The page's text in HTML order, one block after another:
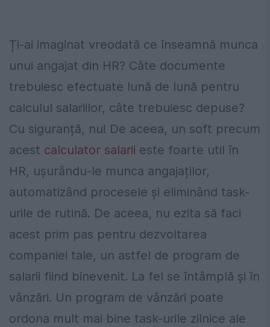
Ți-ai imaginat vreodată ce înseamnă munca
unui angajat din HR? Câte documente
trebuiesc efectuate lună de lună pentru
calculul salariilor, câte trebuiesc depuse?
Cu siguranță, nu! De aceea, un soft precum
acest calculator salarii este foarte util în
HR, ușurându-le munca angajaților,
automatizând procesele și eliminând task-
urile de rutină. De aceea, nu ezita să faci
acest prim pas pentru dezvoltarea
companiei tale, un astfel de program de
salarii fiind binevenit. La fel se întâmplă și în
vânzări. Un program de vânzări poate
ordona mult mai bine task-urile zilnice ale